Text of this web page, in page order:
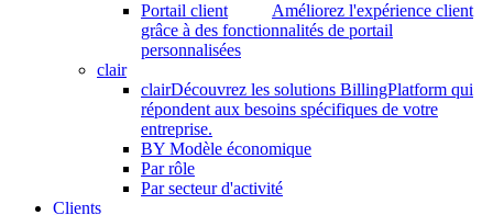
Portail client
Améliorez l'expérience client
grâce à des fonctionnalités de portail
personnalisées
clair
clairDécouvrez les solutions BillingPlatform qui
répondent aux besoins spécifiques de votre
entreprise.
BY Modèle économique
Par rôle
Par secteur d'activité
Clients